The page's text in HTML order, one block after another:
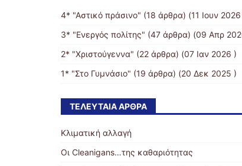
4* "Αστικό πράσινο" (18 άρθρα) (11 Ιουν 2026
3* "Ενεργός πολίτης" (47 άρθρα) (09 Απρ
2* "Χριστούγεννα" (22 άρθρα) (07 Ιαν 2026 )
1* "Στο Γυμνάσιο" (19 άρθρα) (20 Δεκ 2025 )
ΤΕΛΕΥΤΑΊΑ ΆΡΘΡΑ
Κλιματική αλλαγή
Οι Cleanigans…της καθαριότητας